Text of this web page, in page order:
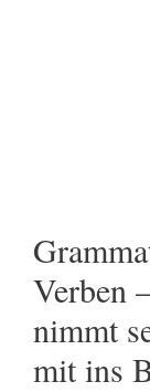
Verben
nimmt
mit ins